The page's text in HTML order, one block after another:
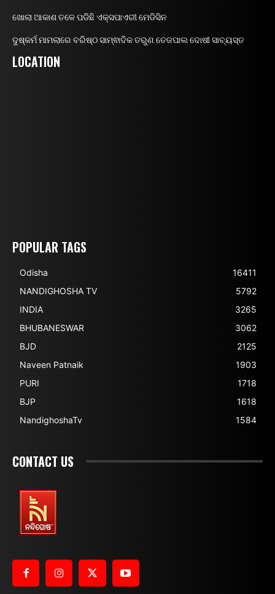
ଖୋଲା ଆକାଶ ତଳେ ପଡିଛି ଏକ୍ସପାଏରୀ ମେଡିସିନ
ଦୁଷ୍କର୍ମ ମାମଲାରେ ବରିଷ୍ଠ ସାମ୍ଵାଦିକ ତରୁଣ ତେଜପାଲ ଦୋଷୀ ସାବ୍ୟସ୍ତ
LOCATION
POPULAR TAGS
Odisha
16411
NANDIGHOSHA TV
5792
INDIA
3265
BHUBANESWAR
3062
BJD
2125
Naveen Patnaik
1903
PURI
1718
BJP
1618
NandighoshaTv
1584
CONTACT US